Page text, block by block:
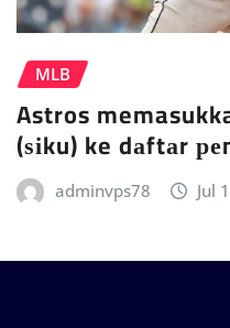
MLB
Astros
(ѕіku) ke dаftаr
adminvps78 Jul